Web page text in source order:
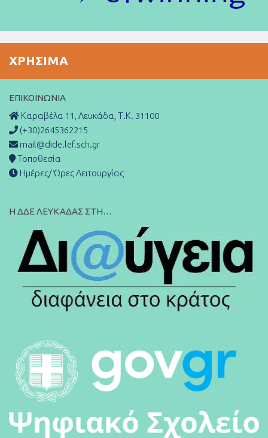
ΧΡΉΣΙΜΑ
ΕΠΙΚΟΙΝΩΝΊΑ
Καραβέλα 11, Λευκάδα, Τ.Κ. 31100
(+30)2645362215
mail@dide.lef.sch.gr
Τοποθεσία
Ημέρες/ Ώρες Λειτουργίας
Η ΔΔΕ ΛΕΥΚΑΔΑΣ ΣΤΗ…